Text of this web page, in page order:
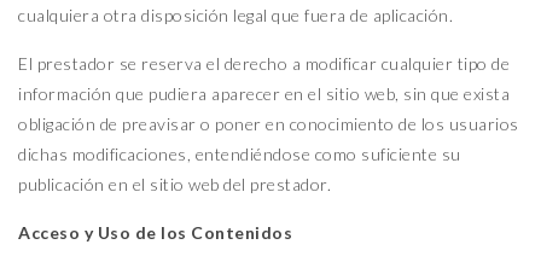
cualquiera otra disposición legal que fuera de aplicación.
El prestador se reserva el derecho a modificar cualquier tipo de
información que pudiera aparecer en el sitio web, sin que exista
obligación de preavisar o poner en conocimiento de los usuarios
dichas modificaciones, entendiéndose como suficiente su
publicación en el sitio web del prestador.
Acceso y Uso de los Contenidos